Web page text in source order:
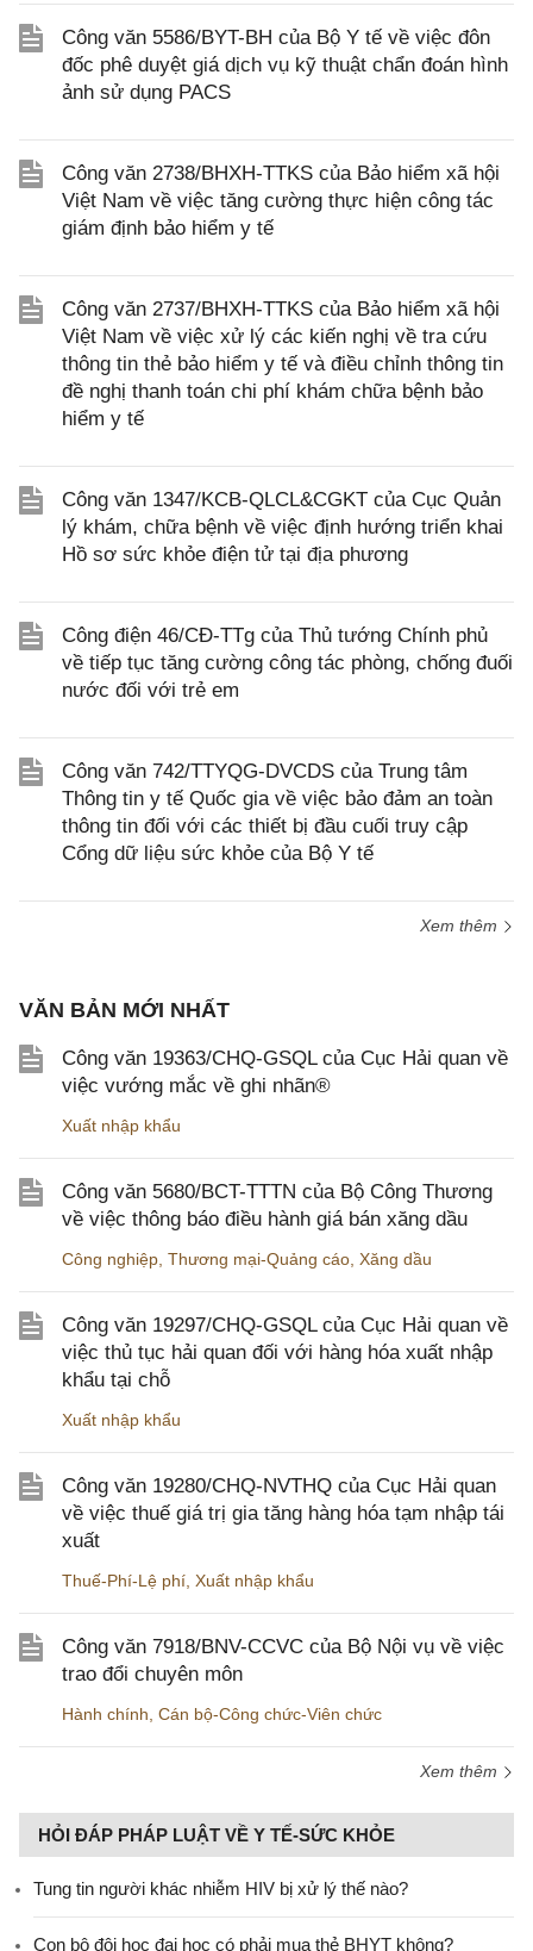
Công văn 5586/BYT-BH của Bộ Y tế về việc đôn
đốc phê duyệt giá dịch vụ kỹ thuật chẩn đoán hình
ảnh sử dụng PACS
Công văn 2738/BHXH-TTKS của Bảo hiểm xã hội
Việt Nam về việc tăng cường thực hiện công tác
giám định bảo hiểm y tế
Công văn 2737/BHXH-TTKS của Bảo hiểm xã hội
Việt Nam về việc xử lý các kiến nghị về tra cứu
thông tin thẻ bảo hiểm y tế và điều chỉnh thông tin
đề nghị thanh toán chi phí khám chữa bệnh bảo
hiểm y tế
Công văn 1347/KCB-QLCL&CGKT của Cục Quản
lý khám, chữa bệnh về việc định hướng triển khai
Hồ sơ sức khỏe điện tử tại địa phương
Công điện 46/CĐ-TTg của Thủ tướng Chính phủ
về tiếp tục tăng cường công tác phòng, chống đuối
nước đối với trẻ em
Công văn 742/TTYQG-DVCDS của Trung tâm
Thông tin y tế Quốc gia về việc bảo đảm an toàn
thông tin đối với các thiết bị đầu cuối truy cập
Cổng dữ liệu sức khỏe của Bộ Y tế
Xem thêm
VĂN BẢN MỚI NHẤT
Công văn 19363/CHQ-GSQL của Cục Hải quan về
việc vướng mắc về ghi nhãn®
Xuất nhập khẩu
Công văn 5680/BCT-TTTN của Bộ Công Thương
về việc thông báo điều hành giá bán xăng dầu
Công nghiệp Thương mại-Quảng cáo Xăng dầu
Công văn 19297/CHQ-GSQL của Cục Hải quan về
việc thủ tục hải quan đối với hàng hóa xuất nhập
khẩu tại chỗ
Xuất nhập khẩu
Công văn 19280/CHQ-NVTHQ của Cục Hải quan
về việc thuế giá trị gia tăng hàng hóa tạm nhập tái
xuất
Thuế-Phí-Lệ phí Xuất nhập khẩu
Công văn 7918/BNV-CCVC của Bộ Nội vụ về việc
trao đổi chuyên môn
Hành chính Cán bộ-Công chức-Viên chức
Xem thêm
HỎI ĐÁP PHÁP LUẬT VỀ Y TẾ-SỨC KHỎE
Tung tin người khác nhiễm HIV bị xử lý thế nào?
Con bộ đội học đại học có phải mua thẻ BHYT không?